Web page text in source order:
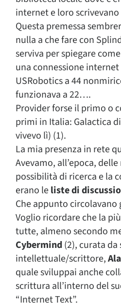
internet e loro scrivevano
Questa premessa
nulla a che fare con
serviva per spiegare
una connessione
USRobotics a 44
funzionava a 22….
Provider forse il primo o
primi in Italia: Galactica
vivevo lì) (1).
La mia presenza in rete
Avevamo, all’epoca,
possibilità di ricerca e la
erano leliste di
Che appunto circolavano
Voglio ricordare che la
tutte, almeno secondo
Cybermind(2), curata
intellettuale/scrittore,
quale sviluppai anche
scrittura all’interno del
“Internet Text”.